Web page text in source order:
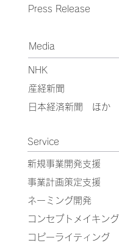
Press Release
Media
NHK
産経新聞
日本経済新聞 ほか
Service
新規事業開発支援
事業計画策定支援
ネーミング開発
コンセプトメイキング
コピーライティング